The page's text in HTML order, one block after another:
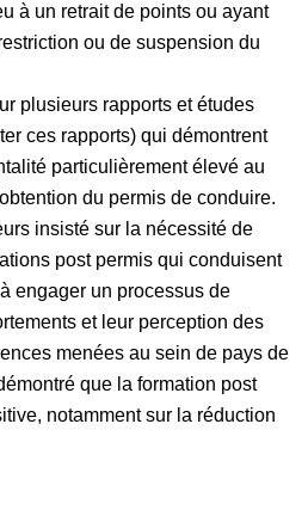
à un retrait de points ou ayant
ou de suspension du
plusieurs rapports et études
ces rapports) qui démontrent
particulièrement élevé au
du permis de conduire.
insisté sur la nécessité de
post permis qui conduisent
engager un processus de
et leur perception des
menées au sein de pays de
que la formation post
notamment sur la réduction